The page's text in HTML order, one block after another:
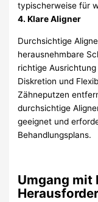
typischerweise für
4. Klare Aligner
Durchsichtige
herausnehmbare
richtige
Diskretion und
Zähneputzen
durchsichtige
geeignet und
Behandlungsplans.
Umgang mit